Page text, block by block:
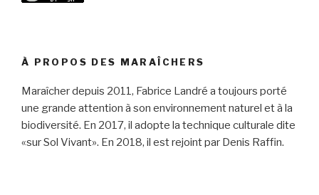
À PROPOS DES MARAÎCHERS
Maraîcher depuis 2011, Fabrice Landré a toujours porté
une grande attention à son environnement naturel et à la
biodiversité. En 2017, il adopte la technique culturale dite
«sur Sol Vivant». En 2018, il est rejoint par Denis Raffin.